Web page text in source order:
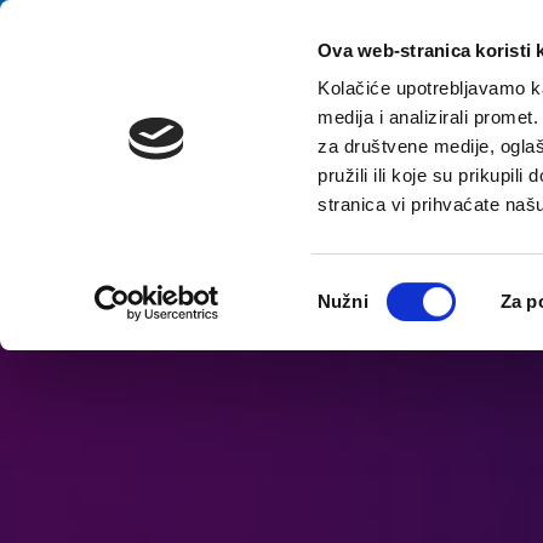
Ova web-stranica koristi
Kolačiće upotrebljavamo
medija i analizirali
za društvene medije,
pružili ili koje su prikupili
stranica vi prihvaćate
pristanka
Nužni Za
Aller au contenu